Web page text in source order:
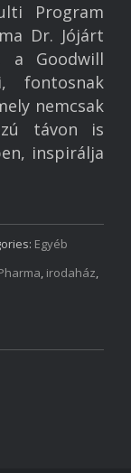
Program
Dr. Jójárt
a Goodwill
fontosnak
nemcsak
távon is
inspirálja
Egyéb
, irodaház,